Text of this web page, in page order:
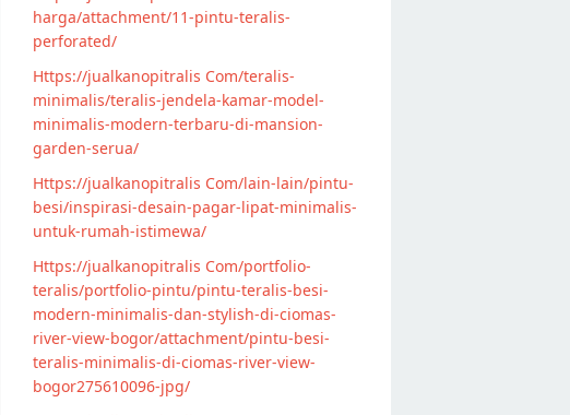
harga/attachment/11-pintu-teralis-
perforated/
Https://jualkanopitralis Com/teralis-
minimalis/teralis-jendela-kamar-model-
minimalis-modern-terbaru-di-mansion-
garden-serua/
Https://jualkanopitralis Com/lain-lain/pintu-
besi/inspirasi-desain-pagar-lipat-minimalis-
untuk-rumah-istimewa/
Https://jualkanopitralis Com/portfolio-
teralis/portfolio-pintu/pintu-teralis-besi-
modern-minimalis-dan-stylish-di-ciomas-
river-view-bogor/attachment/pintu-besi-
teralis-minimalis-di-ciomas-river-view-
bogor275610096-jpg/